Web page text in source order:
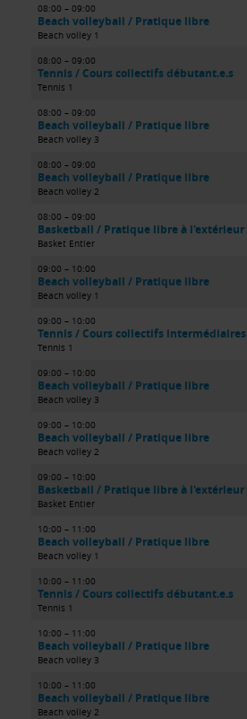
08:00 – 09:00
Beach volleyball / Pratique libre
Beach volley 1
08:00 – 09:00
Tennis / Cours collectifs débutant.e.s
Tennis 1
08:00 – 09:00
Beach volleyball / Pratique libre
Beach volley 3
08:00 – 09:00
Beach volleyball / Pratique libre
Beach volley 2
08:00 – 09:00
Basketball / Pratique libre à l'extérieur
Basket Entier
09:00 – 10:00
Beach volleyball / Pratique libre
Beach volley 1
09:00 – 10:00
Tennis / Cours collectifs intermédiaires
Tennis 1
09:00 – 10:00
Beach volleyball / Pratique libre
Beach volley 3
09:00 – 10:00
Beach volleyball / Pratique libre
Beach volley 2
09:00 – 10:00
Basketball / Pratique libre à l'extérieur
Basket Entier
10:00 – 11:00
Beach volleyball / Pratique libre
Beach volley 1
10:00 – 11:00
Tennis / Cours collectifs débutant.e.s
Tennis 1
10:00 – 11:00
Beach volleyball / Pratique libre
Beach volley 3
10:00 – 11:00
Beach volleyball / Pratique libre
Beach volley 2